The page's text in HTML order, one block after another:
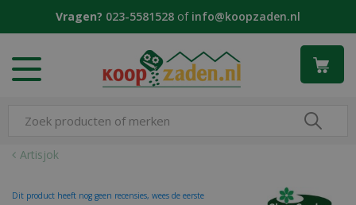
Artisjok
Vragen? 023-5581528 of info@koopzaden.nl
Dit product heeft nog geen recensies, wees de eerste